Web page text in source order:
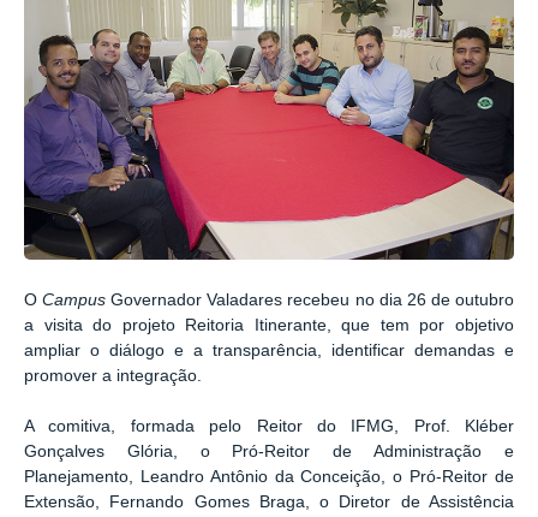
OCampus Governador Valadares recebeu no dia 26 de outubro
a visita do projeto Reitoria Itinerante, que tem por objetivo
ampliar o diálogo e a transparência, identificar demandas e
promover a integração.
A comitiva, formada pelo Reitor do IFMG, Prof. Kléber
Gonçalves Glória, o Pró-Reitor de Administração e
Planejamento, Leandro Antônio da Conceição, o Pró-Reitor de
Extensão, Fernando Gomes Braga, o Diretor de Assistência